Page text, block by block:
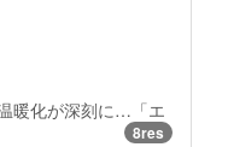
暖化が深刻に…「エ
8res